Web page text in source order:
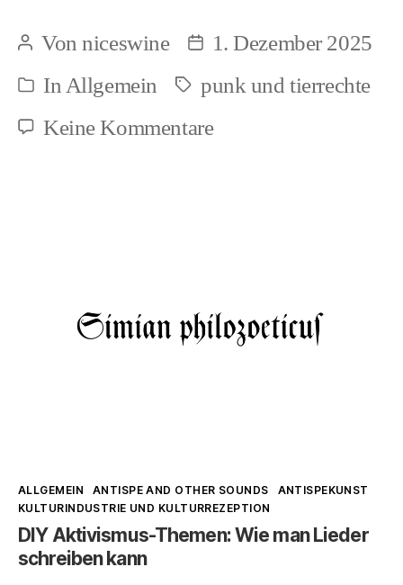
jüngeren
Jahren
Beitragsautor
Vonniceswine Beitragsdatum
1. Dezember 2025
Kategorien
In Allgemein Schlagwörter
punk und tierrechte
Keine Kommentarezu
Kategorien
ALLGEMEIN ANTISPE AND OTHER SOUNDS
ANTISPEKUNST
KULTURINDUSTRIE UND KULTURREZEPTION
DIY Aktivismus-Themen: Wie man Lieder
schreiben kann